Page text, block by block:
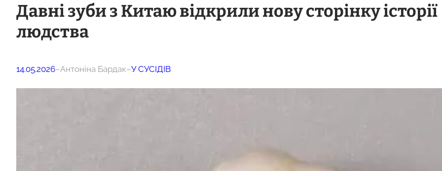
Давні зуби з Китаю відкрили нову сторінку історії
людства
14.05.2026–Антоніна Бардак–У СУСІДІВ